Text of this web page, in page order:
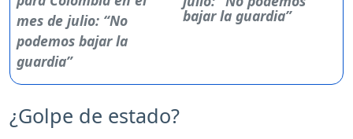
bajar la guardia”
¿Golpe de estado?